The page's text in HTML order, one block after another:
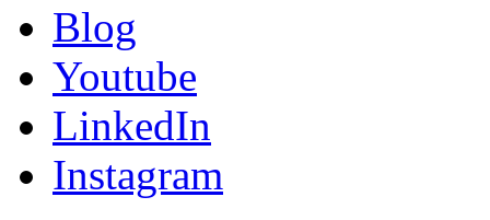
Blog
Youtube
LinkedIn
Instagram